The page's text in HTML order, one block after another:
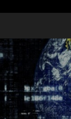
contenido